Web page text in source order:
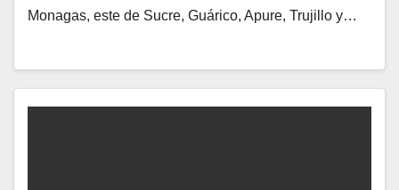
Monagas, este de Sucre, Guárico, Apure, Trujillo y…